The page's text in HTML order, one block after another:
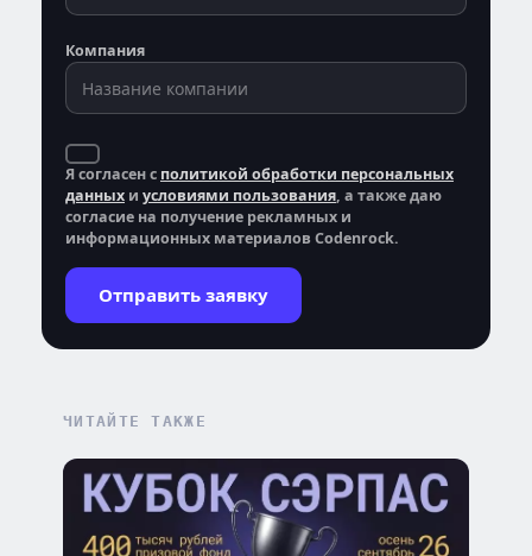
Компания
Я согласен с политикой обработки персональных
данных и условиями пользования, а также даю
согласие на получение рекламных и
информационных материалов Codenrock.
Отправить заявку
ЧИТАЙТЕ ТАКЖЕ